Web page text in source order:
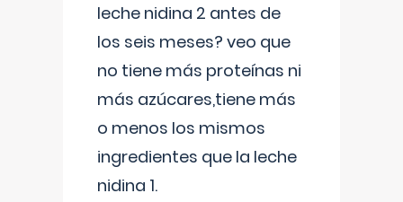
leche nidina 2 antes de
los seis meses? veo que
no tiene más proteínas ni
más azúcares,tiene más
o menos los mismos
ingredientes que la leche
nidina 1.